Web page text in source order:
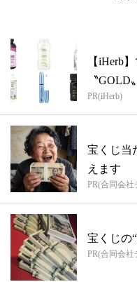
【iHerb
〝GOLD
PR(iHerb)
宝くじ当
えます
PR(合同会
宝くじの
PR(合同会